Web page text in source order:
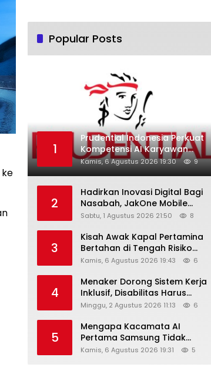
Popular Posts
1
Prudential Indonesia Perkuat
Kompetensi AI Karyawan
Lewat AI Week
Kamis, 6 Agustus 2026 19:30 9
2
Hadirkan Inovasi Digital Bagi
Nasabah, JakOne Mobile
Antar Bank Jakarta Sukses
Awards 2026
Sabtu, 1 Agustus 2026 21:50 8
3
Kisah Awak Kapal Pertamina
Bertahan di Tengah Risiko
Pelayaran Selat Hormuz
Kamis, 6 Agustus 2026 19:43 6
4
Menaker Dorong Sistem Kerja
Inklusif, Disabilitas Harus
Dapat Kesempatan Setara
Minggu, 2 Agustus 2026 11:13 6
5
Mengapa Kacamata AI
Pertama Samsung Tidak
Dibekali Layar?
Kamis, 6 Agustus 2026 19:31 5